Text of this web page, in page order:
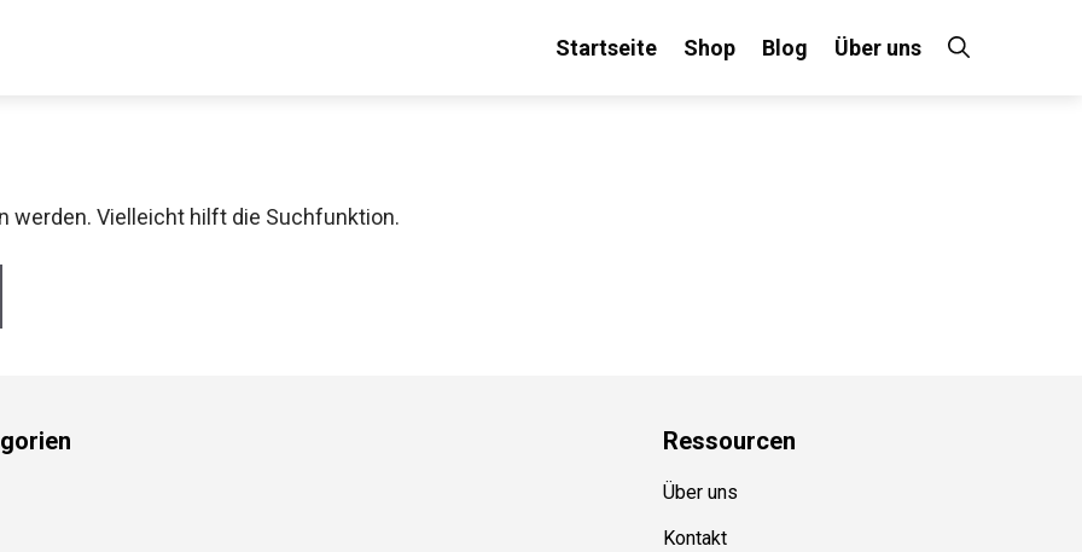
Startseite Shop Blog Über uns
werden. Vielleicht hilft die Suchfunktion.
Ressourcen
Über uns
Kontakt